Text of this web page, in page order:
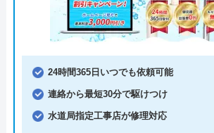
24時間365日いつでも依頼可能
連絡から最短30分で駆けつけ
水道局指定工事店が修理対応